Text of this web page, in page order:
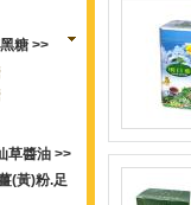
糖 >>
草醬油 >>
(黃)粉.足